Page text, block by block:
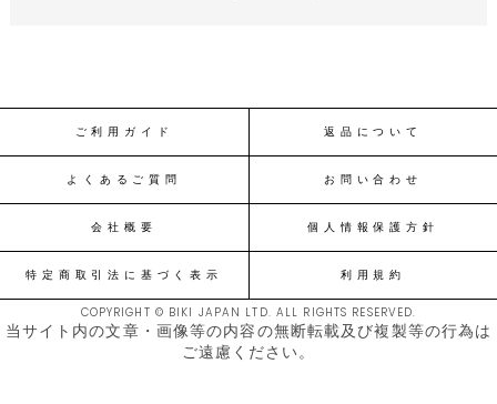
ご利用ガイド 返品について
よくあるご質問 お問い合わせ
会社概要 個人情報保護方針
特定商取引法に基づく表示 利用規約
COPYRIGHT © BIKI JAPAN LTD. ALL RIGHTS RESERVED.
当サイト内の文章・画像等の内容の無断転載及び複製等の行為は
ご遠慮ください。